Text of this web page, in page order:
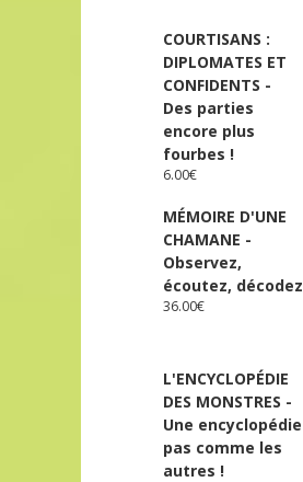
COURTISANS :
DIPLOMATES ET
CONFIDENTS -
Des parties
encore plus
fourbes !
6.00€
MÉMOIRE D'UNE
CHAMANE -
Observez,
écoutez, décodez
36.00€
L'ENCYCLOPÉDIE
DES MONSTRES -
Une encyclopédie
pas comme les
autres !